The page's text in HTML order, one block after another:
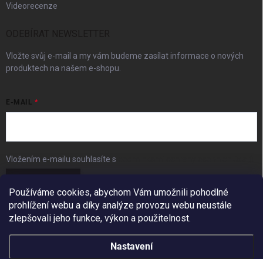
Používáme cookies, abychom Vám umožnili pohodlné
prohlížení webu a díky analýze provozu webu neustále
zlepšovali jeho funkce, výkon a použitelnost.
Nastavení
Videorecenze
Vložte svůj e-mail a my vám budeme zasílat informace o nových
produktech na našem e-shopu.
E-MAIL
Vložením e-mailu souhlasíte s
FACEBOOK